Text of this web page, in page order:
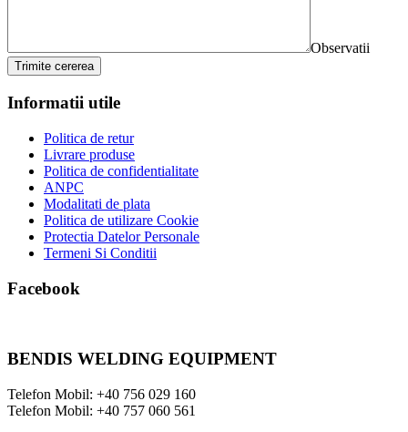
Observatii
Trimite cererea
Informatii utile
Politica de retur
Livrare produse
Politica de confidentialitate
ANPC
Modalitati de plata
Politica de utilizare Cookie
Protectia Datelor Personale
Termeni Si Conditii
Facebook
BENDIS WELDING EQUIPMENT
Telefon Mobil: +40 756 029 160
Telefon Mobil: +40 757 060 561